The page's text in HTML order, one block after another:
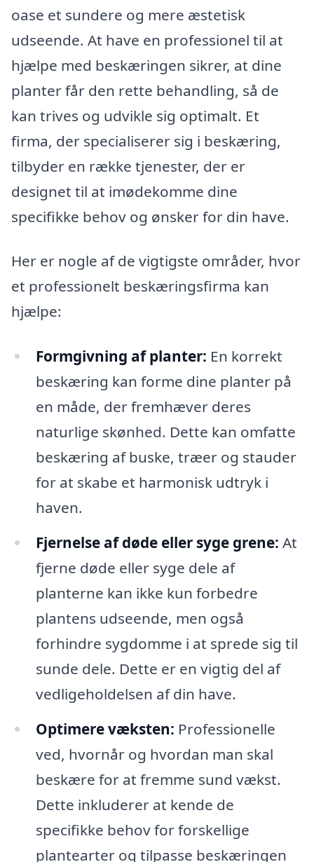
oase et sundere og mere æstetisk
udseende. At have en professionel til at
hjælpe med beskæringen sikrer, at dine
planter får den rette behandling, så de
kan trives og udvikle sig optimalt. Et
firma, der specialiserer sig i beskæring,
tilbyder en række tjenester, der er
designet til at imødekomme dine
specifikke behov og ønsker for din have.
Her er nogle af de vigtigste områder, hvor
et professionelt beskæringsfirma kan
hjælpe:
Formgivning af planter: En korrekt
beskæring kan forme dine planter på
en måde, der fremhæver deres
naturlige skønhed. Dette kan omfatte
beskæring af buske, træer og stauder
for at skabe et harmonisk udtryk i
haven.
Fjernelse af døde eller syge grene: At
fjerne døde eller syge dele af
planterne kan ikke kun forbedre
plantens udseende, men også
forhindre sygdomme i at sprede sig til
sunde dele. Dette er en vigtig del af
vedligeholdelsen af din have.
Optimere væksten: Professionelle
ved, hvornår og hvordan man skal
beskære for at fremme sund vækst.
Dette inkluderer at kende de
specifikke behov for forskellige
plantearter og tilpasse beskæringen